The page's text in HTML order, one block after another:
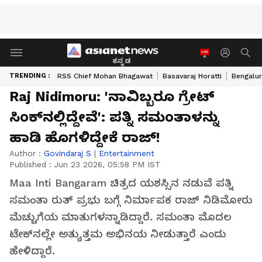
ಕನ್ನಡ
TRENDING : RSS Chief Mohan Bhagawat Basavaraj Horatti
Raj Nidimoru: 'ನಾವಿಬ್ಬರೂ ಗ್ರೇಟ್
ಸಿಂಕ್‌ನಲ್ಲಿದ್ದೇವೆ': ಪತ್ನಿ ಸಮಂತಾಳನ್ನು
ಹಾಡಿ ಹೊಗಳಿದ್ದೇಕೆ ರಾಜ್!
Author : Govindaraj S | Entertainment
Published : Jun 23 2026, 05:58 PM IST
Maa Inti Bangaram ಚಿತ್ರದ ಯಶಸ್ಸಿನ ನಡುವೆ ಪತ್ನಿ
ಸಮಂತಾ ರುತ್ ಪ್ರಭು ಬಗ್ಗೆ ನಿರ್ಮಾಪಕ ರಾಜ್ ನಿಡಿಮೋರು
ಮೆಚ್ಚುಗೆಯ ಮಾತುಗಳನ್ನಾಡಿದ್ದಾರೆ. ಸಮಂತಾ ಮೊದಲ
ಟೇಕ್‌ನಲ್ಲೇ ಅತ್ಯುತ್ತಮ ಅಭಿನಯ ನೀಡುತ್ತಾರೆ ಎಂದು
ಹೇಳಿದ್ದಾರೆ.